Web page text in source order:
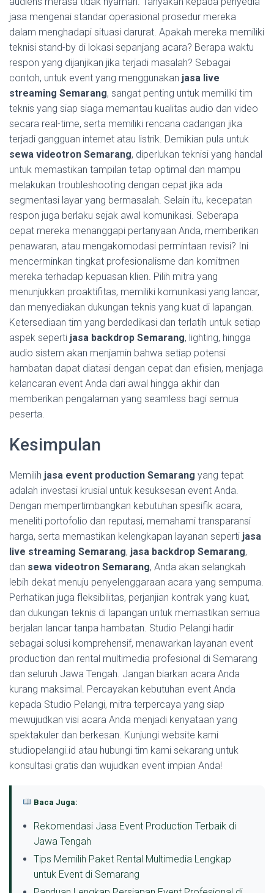
jasa mengenai standar operasional prosedur mereka
dalam menghadapi situasi darurat. Apakah mereka memiliki
teknisi stand-by di lokasi sepanjang acara? Berapa waktu
respon yang dijanjikan jika terjadi masalah? Sebagai
contoh, untuk event yang menggunakan jasa live
streaming Semarang, sangat penting untuk memiliki tim
teknis yang siap siaga memantau kualitas audio dan video
secara real-time, serta memiliki rencana cadangan jika
terjadi gangguan internet atau listrik. Demikian pula untuk
sewa videotron Semarang, diperlukan teknisi yang handal
untuk memastikan tampilan tetap optimal dan mampu
melakukan troubleshooting dengan cepat jika ada
segmentasi layar yang bermasalah. Selain itu, kecepatan
respon juga berlaku sejak awal komunikasi. Seberapa
cepat mereka menanggapi pertanyaan Anda, memberikan
penawaran, atau mengakomodasi permintaan revisi? Ini
mencerminkan tingkat profesionalisme dan komitmen
mereka terhadap kepuasan klien. Pilih mitra yang
menunjukkan proaktifitas, memiliki komunikasi yang lancar,
dan menyediakan dukungan teknis yang kuat di lapangan.
Ketersediaan tim yang berdedikasi dan terlatih untuk setiap
aspek seperti jasa backdrop Semarang, lighting, hingga
audio sistem akan menjamin bahwa setiap potensi
hambatan dapat diatasi dengan cepat dan efisien, menjaga
kelancaran event Anda dari awal hingga akhir dan
memberikan pengalaman yang seamless bagi semua
peserta.
Kesimpulan
Memilih jasa event production Semarang yang tepat
adalah investasi krusial untuk kesuksesan event Anda.
Dengan mempertimbangkan kebutuhan spesifik acara,
meneliti portofolio dan reputasi, memahami transparansi
harga, serta memastikan kelengkapan layanan seperti jasa
live streaming Semarang, jasa backdrop Semarang,
dan sewa videotron Semarang, Anda akan selangkah
lebih dekat menuju penyelenggaraan acara yang sempurna.
Perhatikan juga fleksibilitas, perjanjian kontrak yang kuat,
dan dukungan teknis di lapangan untuk memastikan semua
berjalan lancar tanpa hambatan. Studio Pelangi hadir
sebagai solusi komprehensif, menawarkan layanan event
production dan rental multimedia profesional di Semarang
dan seluruh Jawa Tengah. Jangan biarkan acara Anda
kurang maksimal. Percayakan kebutuhan event Anda
kepada Studio Pelangi, mitra terpercaya yang siap
mewujudkan visi acara Anda menjadi kenyataan yang
spektakuler dan berkesan. Kunjungi website kami
studiopelangi.id atau hubungi tim kami sekarang untuk
konsultasi gratis dan wujudkan event impian Anda!
Baca Juga:
Rekomendasi Jasa Event Production Terbaik di
Jawa Tengah
Tips Memilih Paket Rental Multimedia Lengkap
untuk Event di Semarang